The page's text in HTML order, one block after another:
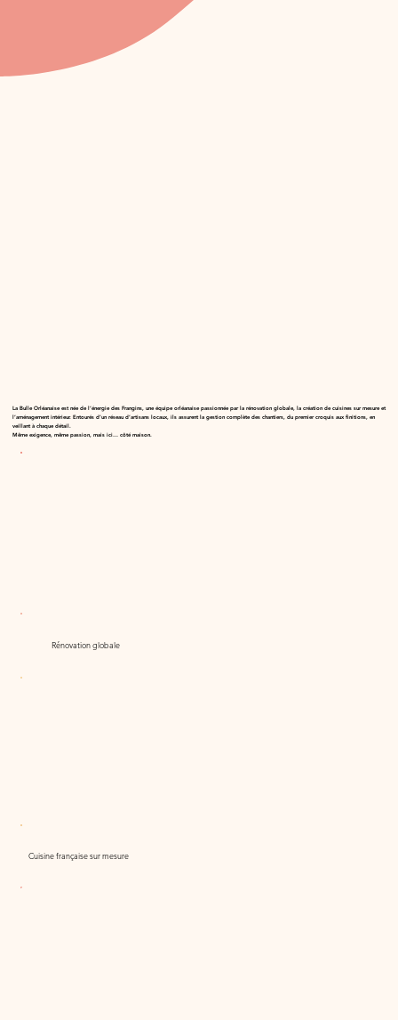
La Bulle Orléanaise est née de l’énergie des Frangins, une équipe orléanaise passionnée par la rénovation globale, la création de cuisines sur mesure et
l’aménagement intérieur. Entourés d’un réseau d’artisans locaux, ils assurent la gestion complète des chantiers, du premier croquis aux finitions, en
veillant à chaque détail.
Même exigence, même passion, mais ici… côté maison.
Rénovation globale
Cuisine française sur mesure